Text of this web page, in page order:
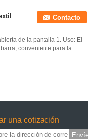
Contacto
de la pantalla 1. Uso: El
conveniente para la ...
una cotización
Envíe